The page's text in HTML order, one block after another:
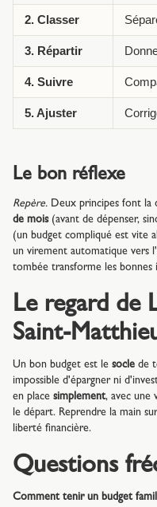
2. Classer
3. Répartir
4. Suivre
5. Ajuster
Le bon réflexe
Repère. Deux principes font la
de mois(avant de dépenser,
(un budget compliqué est vite
un virement automatique vers
tombée transforme les bonnes
Le regard de
Saint-
Un bon budget est le socle de
impossible d'épargner ni
en place simplement, avec une
le départ. Reprendre la main
liberté financière.
Questions
Comment tenir un budget